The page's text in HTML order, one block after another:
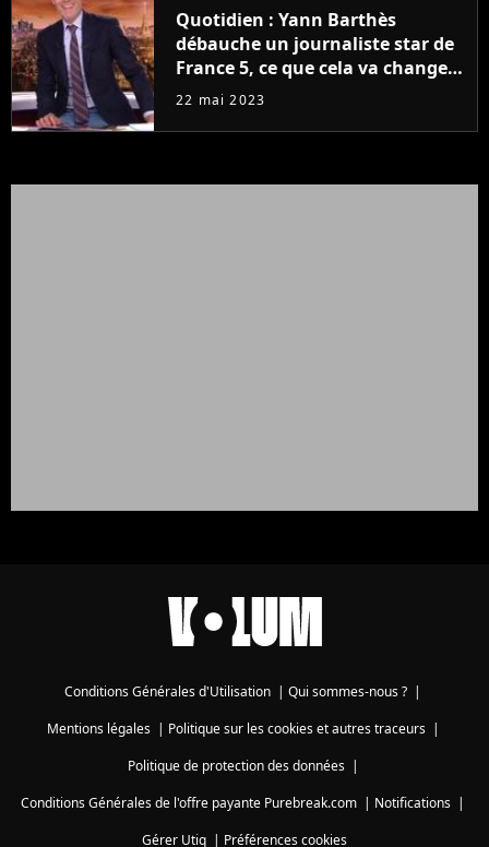
Quotidien : Yann Barthès
débauche un journaliste star de
France 5, ce que cela va changer
à la rentrée
22 mai 2023
Conditions Générales d'Utilisation | Qui sommes-nous ? |
Mentions légales| Politique sur les cookies et autres traceurs|
Politique de protection des données|
Conditions Générales de l'offre payante Purebreak.com | Notifications |
Gérer Utiq | Préférences cookies